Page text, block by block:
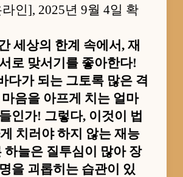
인], 2025년 9월 4일 확
세상의 한계 속에서, 재
로 맞서기를 좋아한다!
다가 되는 그토록 많은 격
음을 아프게 치는 얼마
인가! 그렇다, 이것이 법
치러야 하지 않는 재능
하늘은 질투심이 많아 장
을 괴롭히는 습관이 있